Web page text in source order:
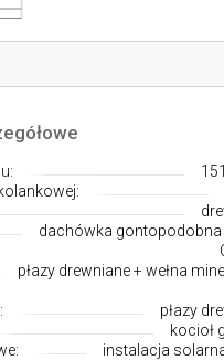
dachówka gontopodobna
płazy drewniane + wełna
płazy
kocioł
instalacja